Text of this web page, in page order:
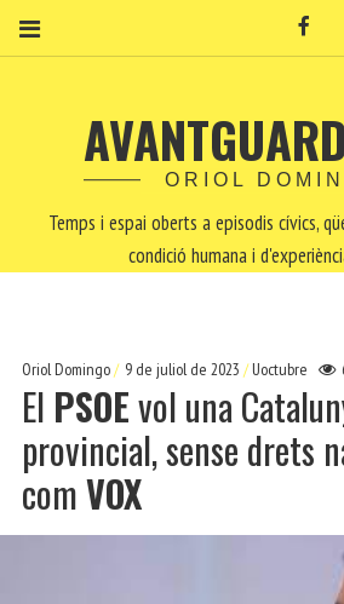
ORIOL
Temps i espai oberts a episodis cívics,
condició humana i
Oriol Domingo 9 de juliol de 2023 Uoctubre
El PSOEvol una
provincial, sense drets
comVOX